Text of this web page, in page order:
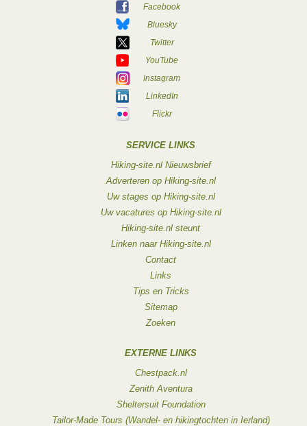
Facebook
Bluesky
Twitter
YouTube
Instagram
LinkedIn
Flickr
SERVICE LINKS
Hiking-site.nl Nieuwsbrief
Adverteren op Hiking-site.nl
Uw stages op Hiking-site.nl
Uw vacatures op Hiking-site.nl
Hiking-site.nl steunt
Linken naar Hiking-site.nl
Contact
Links
Tips en Tricks
Sitemap
Zoeken
EXTERNE LINKS
Chestpack.nl
Zenith Aventura
Sheltersuit Foundation
Tailor-Made Tours (Wandel- en hikingtochten in Ierland)